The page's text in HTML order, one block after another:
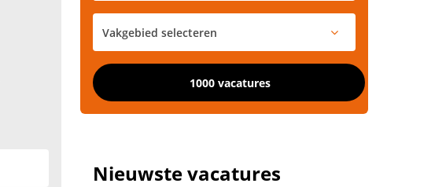
1000 vacatures
Nieuwste vacatures